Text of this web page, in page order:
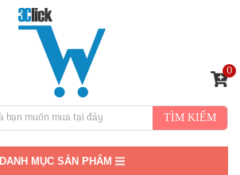
TÌM KIẾM
0
DANH MỤC SẢN PHẨM